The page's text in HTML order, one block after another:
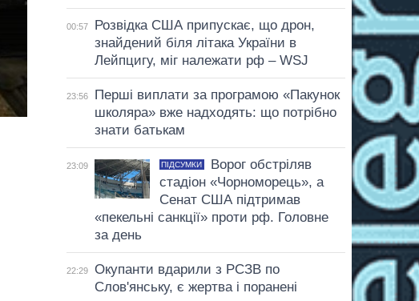
00:57
Розвідка США припускає, що дрон,
знайдений біля літака України в
Лейпцигу, міг належати рф – WSJ
23:56
Перші виплати за програмою «Пакунок
школяра» вже надходять: що потрібно
знати батькам
23:09 ПІДСУМКИ
Ворог обстріляв
стадіон «Чорноморець», а
Сенат США підтримав
«пекельні санкції» проти рф. Головне
за день
22:29
Окупанти вдарили з РСЗВ по
Слов'янську, є жертва і поранені